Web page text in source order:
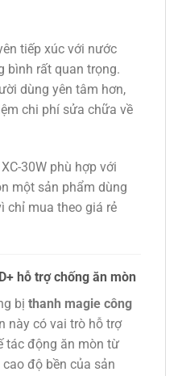
tiếp xúc với nước
bình rất quan trọng.
dùng yên tâm hơn,
chi phí sửa chữa về
30W phù hợp với
một sản phẩm dùng
chỉ mua theo giá rẻ
hỗ trợ chống ăn mòn
bị thanh magie công
này có vai trò hỗ trợ
tác động ăn mòn từ
độ bền của sản